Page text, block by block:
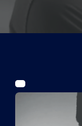
Kurier Romy 2026